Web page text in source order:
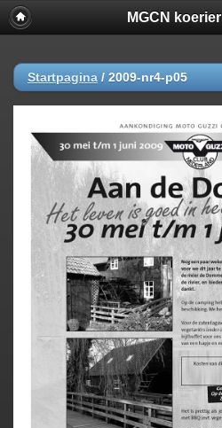
MGCN
Startpagina / 2009-nr4-p05